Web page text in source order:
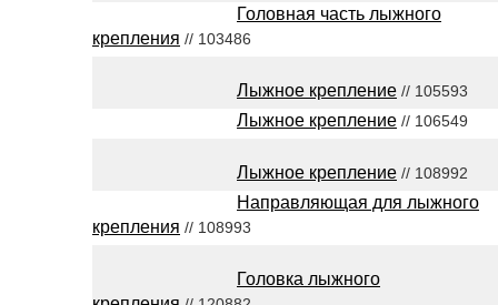
Головная часть лыжного
крепления // 103486
Лыжное крепление // 105593
Лыжное крепление // 106549
Лыжное крепление // 108992
Направляющая для лыжного
крепления // 108993
Головка лыжного